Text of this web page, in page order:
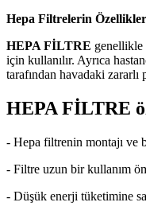
Hepa Filtrelerin
HEPA FİLTRE
için kullanılır. Ayrıca
tarafından havadaki zararlı
HEPA FİLTRE
- Hepa filtrenin montajı ve
- Filtre uzun bir kullanım
- Düşük enerji tüketimine